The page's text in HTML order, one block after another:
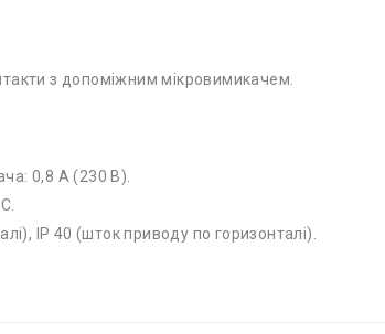
з допоміжним мікровимикачем.
0,8 А (230 В).
IР 40 (шток приводу по горизонталі).